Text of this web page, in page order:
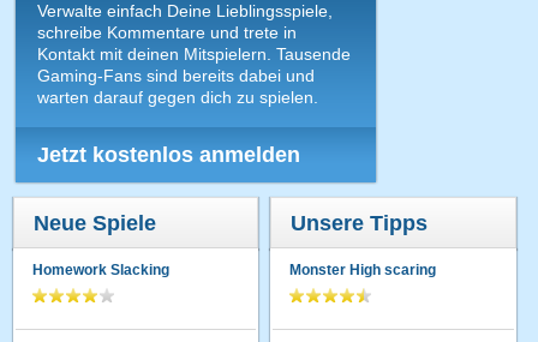
Verwalte einfach Deine Lieblingsspiele,
schreibe Kommentare und trete in
Kontakt mit deinen Mitspielern. Tausende
Gaming-Fans sind bereits dabei und
warten darauf gegen dich zu spielen.
Jetzt kostenlos anmelden
Neue Spiele
Homework Slacking
Unsere Tipps
Monster High scaring